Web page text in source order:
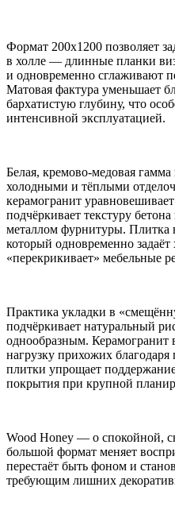
Формат 200x1200 позволяет
в холле — длинные планки
и одновременно сглаживают
Матовая фактура уменьшает
бархатистую глубину, что
интенсивной эксплуатацией.
Белая, кремово-медовая гамма
холодными и тёплыми
керамогранит
подчёркивает текстуру
металлом фурнитуры. Плитка
который одновременно задаёт
«перекрикивает» мебельные
Практика укладки в
подчёркивает натуральный
однообразным.
нагрузку прихожих
плитки упрощает
покрытия при крупной
Wood Honey — о спокойной,
большой формат меняет
перестаёт быть фоном и
требующим лишних